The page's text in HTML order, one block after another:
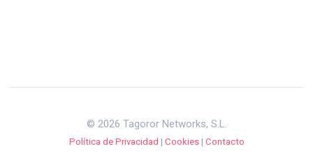
© 2026 Tagoror Networks, S.L.
Política de Privacidad | Cookies| Contacto